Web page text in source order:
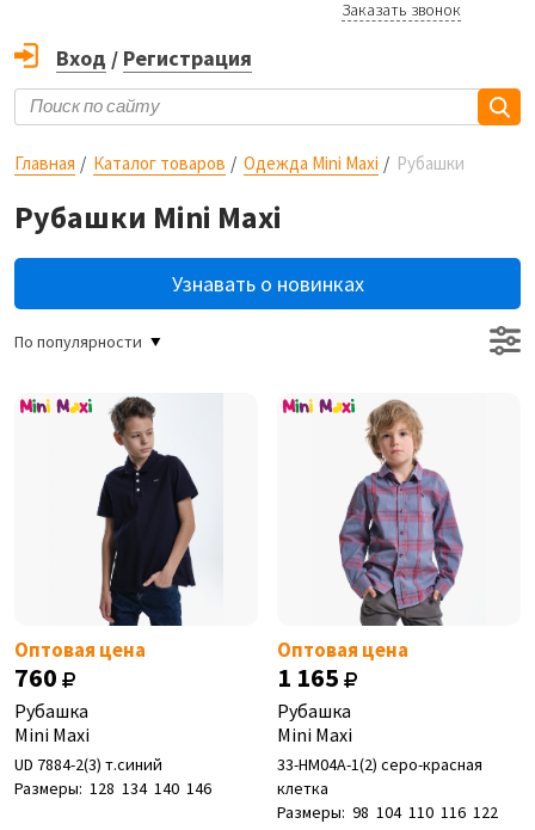
Заказать звонок
Вход / Регистрация
Главная Каталог товаров Одежда Mini Maxi Рубашки
Рубашки Mini Maxi
Узнавать о новинках
По популярности
Оптовая цена
760
Рубашка
Mini Maxi
UD 7884-2(3) т.синий
Размеры: 128 134 140 146
Оптовая цена
1 165
Рубашка
Mini Maxi
33-НМ04А-1(2) серо-красная
клетка
Размеры: 98 104 110 116 122